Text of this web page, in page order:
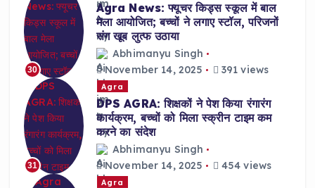
30
Agra News: फ्यूचर किड्स स्कूल में बाल
मेला आयोजित; बच्चों ने लगाए स्टॉल, परिजनों
संग खूब लुत्फ उठाया
Abhimanyu Singh
November 14, 2025
391 views
31
Agra
DPS AGRA: शिक्षकों ने पेश किया रंगारंग
कार्यक्रम, बच्चों को मिला स्क्रीन टाइम कम
करने का संदेश
Abhimanyu Singh
November 14, 2025
454 views
Agra